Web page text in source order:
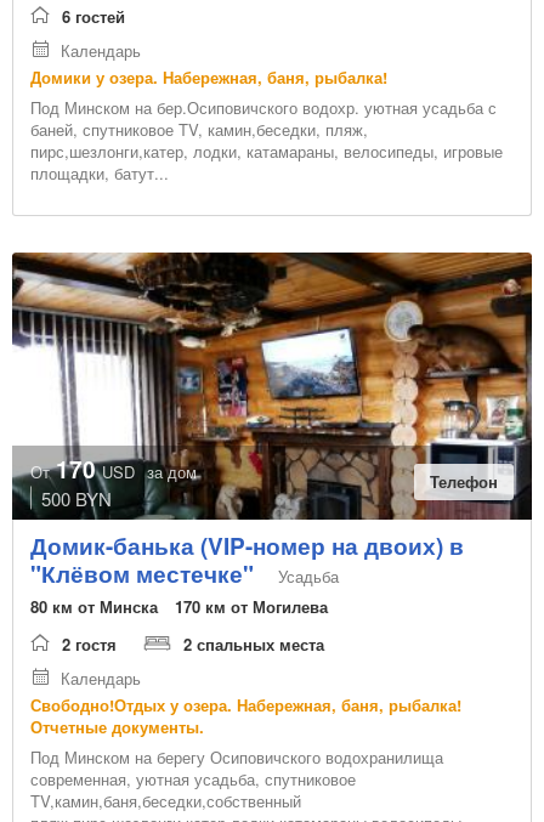
кострище
национальная кухня
собственный пляж
закрытый бассейн
рыболовные снасти
водохранилище
купель
DVD-караоке
русская печь
танцпол
DVD- TV
детская комната
турслеты
квадроцикл
открытый бассейн
тренажерный зал
настольный футбол
теннисный корт
джакузи
квесты
лазертаг
катер
6 гостей
Календарь
Домики у озера. Набережная, баня, рыбалка!
Под Минском на бер.Осиповичского водохр. уютная усадьба с
баней, спутниковое TV, камин,беседки, пляж,
пирс,шезлонги,катер, лодки, катамараны, велосипеды, игровые
площадки, батут...
От 170USD за дом
500 BYN
Телефон
Домик-банька (VIP-номер на двоих) в
"Клёвом местечке"
Усадьба
80 км от Минска
170 км от Могилева
2 гостя
2 спальных места
Календарь
Свободно!Отдых у озера. Набережная, баня, рыбалка!
Отчетные документы.
Под Минском на берегу Осиповичского водохранилища
современная, уютная усадьба, спутниковое
TV,камин,баня,беседки,собственный